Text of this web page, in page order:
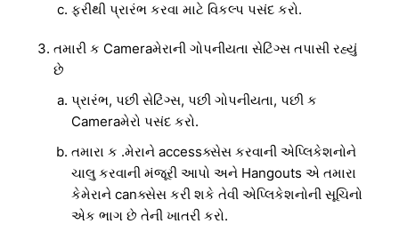
ફરીથી પ્રારંભ કરવા માટે વિકલ્પ પસંદ કરો.
તમારી ક Cameraમેરાની ગોપનીયતા સેટિંગ્સ તપાસી રહ્યું
છે
પ્રારંભ, પછી સેટિંગ્સ, પછી ગોપનીયતા, પછી ક
Cameraમેરો પસંદ કરો.
તમારા ક .મેરાને accessક્સેસ કરવાની એપ્લિકેશનોને
ચાલુ કરવાની મંજૂરી આપો અને Hangouts એ તમારા
કેમેરાને canક્સેસ કરી શકે તેવી એપ્લિકેશનોની સૂચિનો
એક ભાગ છે તેની ખાતરી કરો.